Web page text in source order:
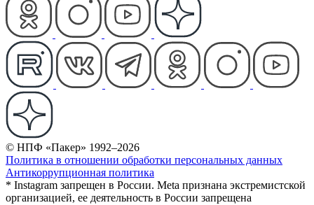
© НПФ «Пакер» 1992–2026
Политика в отношении обработки персональных данных
Антикоррупционная политика
* Instagram запрещен в России. Meta признана экстремистской
организацией, ее деятельность в России запрещена